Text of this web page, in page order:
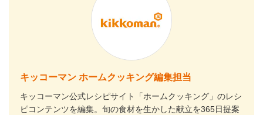
キッコーマン ホームクッキング編集担当
キッコーマン公式レシピサイト「ホームクッキング」のレシ
ピコンテンツを編集。旬の食材を生かした献立を365日提案